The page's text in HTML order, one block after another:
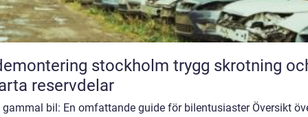
stockholm trygg skrotning och
reservdelar
gammal bil: En omfattande guide för bilentusiaster Översikt